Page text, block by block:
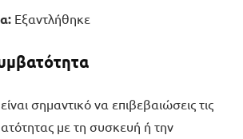
Εξαντλήθηκε
σημαντικό να επιβεβαιώσεις τις
με τη συσκευή ή την